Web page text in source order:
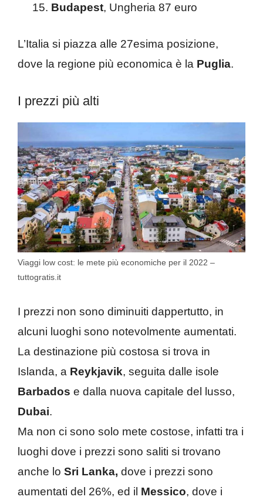
Budapest, Ungheria 87 euro
L’Italia si piazza alle 27esima posizione,
dove la regione più economica è la Puglia.
I prezzi più alti
Viaggi low cost: le mete più economiche per il 2022 –
tuttogratis.it
I prezzi non sono diminuiti dappertutto, in
alcuni luoghi sono notevolmente aumentati.
La destinazione più costosa si trova in
Islanda, a Reykjavik, seguita dalle isole
Barbados e dalla nuova capitale del lusso,
Dubai.
Ma non ci sono solo mete costose, infatti tra i
luoghi dove i prezzi sono saliti si trovano
anche lo Sri Lanka, dove i prezzi sono
aumentati del 26%, ed il Messico, dove i